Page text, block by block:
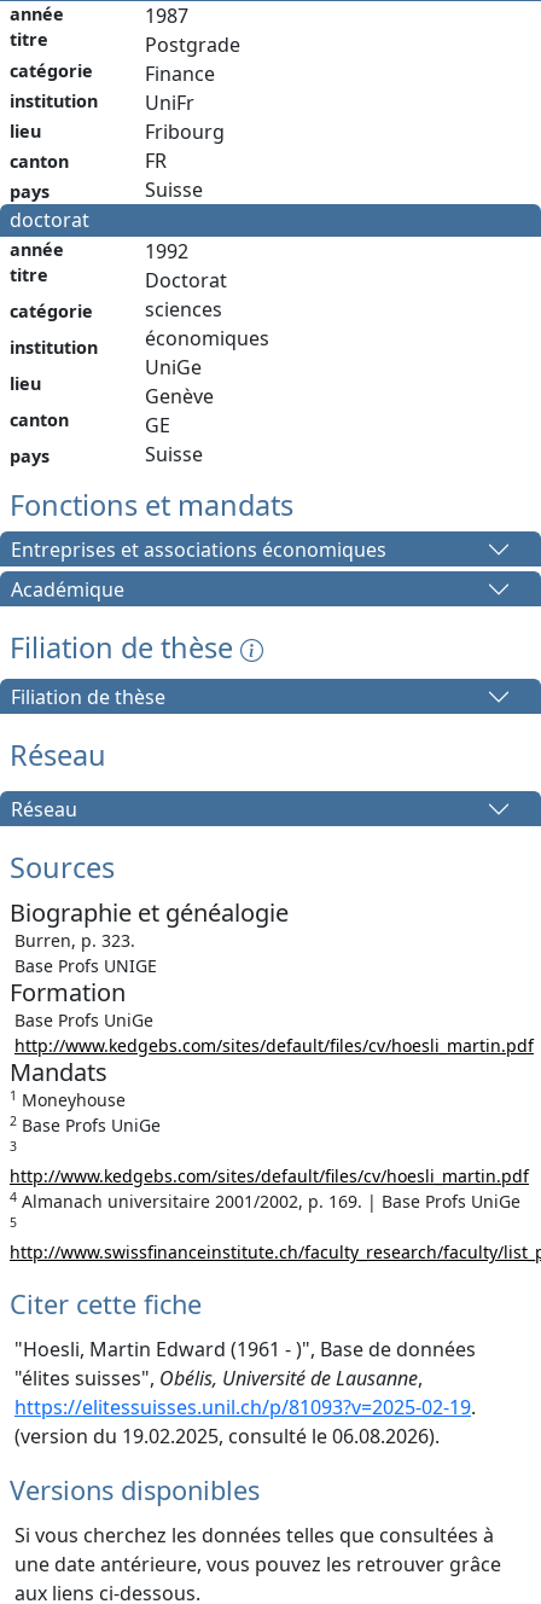
année
titre
catégorie
institution
lieu
canton
pays
1987
Postgrade
Finance
UniFr
Fribourg
FR
Suisse
doctorat
année
titre
catégorie
institution
lieu
canton
pays
1992
Doctorat
sciences
économiques
UniGe
Genève
GE
Suisse
Fonctions et mandats
Entreprises et associations économiques
Académique
Filiation de thèse
Filiation de thèse
Réseau
Réseau
Sources
Biographie et généalogie
Burren, p. 323.
Base Profs UNIGE
Formation
Base Profs UniGe
http://www.kedgebs.com/sites/default/files/cv/hoesli_martin.pdf
Mandats
1 Moneyhouse
2 Base Profs UniGe
3
http://www.kedgebs.com/sites/default/files/cv/hoesli_martin.pdf
4 Almanach universitaire 2001/2002, p. 169. | Base Profs UniGe
5
http://www.swissfinanceinstitute.ch/faculty_research/faculty/
Citer cette fiche
"Hoesli, Martin Edward (1961 - )", Base de données
"élites suisses", Obélis, Université de Lausanne,
https://elitessuisses.unil.ch/p/81093?v=2025-02-19.
(version du 19.02.2025, consulté le 06.08.2026).
Versions disponibles
Si vous cherchez les données telles que consultées à
une date antérieure, vous pouvez les retrouver grâce
aux liens ci-dessous.